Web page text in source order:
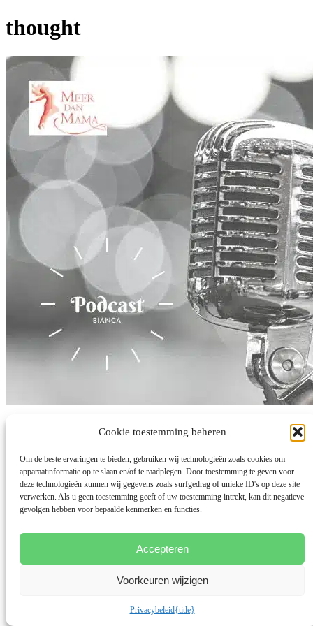
Cookie toestemming beheren
Om de beste ervaringen te bieden, gebruiken wij technologieën zoals cookies om
apparaatinformatie op te slaan en/of te raadplegen. Door toestemming te geven voor
deze technologieën kunnen wij gegevens zoals surfgedrag of unieke ID's op deze site
verwerken. Als u geen toestemming geeft of uw toestemming intrekt, kan dit negatieve
gevolgen hebben voor bepaalde kenmerken en functies.
Accepteren
Voorkeuren wijzigen
Privacybeleid{title}
thought
Stop met ploeteren na de burn-out
doorBianca Meijsen|24 sep 2022|Balans Werk-Privé,Meer dan
Mama Podcast
De afgelopen jaren heb ik gemerkt hoe lastig het is om een
gewoonte te doorbreken. Het gedrag dat we voor de burn-out...
lees meer...